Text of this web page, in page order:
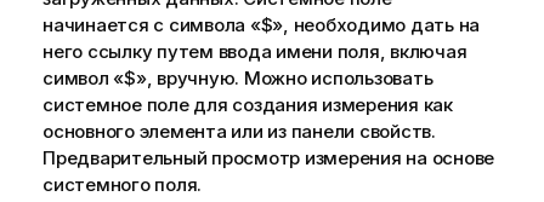
начинается с символа «$», необходимо дать на
него ссылку путем ввода имени поля, включая
символ «$», вручную. Можно использовать
системное поле для создания измерения как
основного элемента или из панели свойств.
Предварительный просмотр измерения на основе
системного поля.